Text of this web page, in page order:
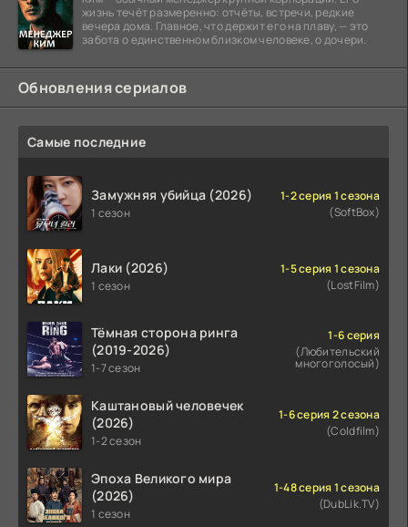
жизнь течёт размеренно: отчёты, встречи, редкие
вечера дома. Главное, что держит его на плаву, — это
забота о единственном близком человеке, о дочери.
Обновления сериалов
Самые последние
Замужняя убийца (2026)
1 сезон
1-2 серия 1 сезона
(SoftBox)
Лаки (2026)
1 сезон
1-5 серия 1 сезона
(LostFilm)
Тёмная сторона ринга
(2019-2026)
1-7 сезон
1-6 серия
(Любительский
многоголосый)
Каштановый человечек
(2026)
1-2 сезон
1-6 серия 2 сезона
(Coldfilm)
Эпоха Великого мира
(2026)
1 сезон
1-48 серия 1 сезона
(DubLik.TV)